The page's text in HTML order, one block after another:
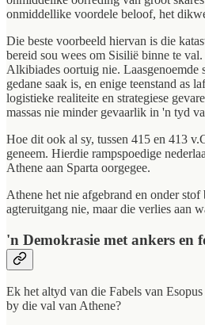
onmiddellike voordele beloof, het
Die beste voorbeeld hiervan is die
bereid sou wees om Sisilië binne te
Alkibiades oortuig nie. Laasgenoemde
gedane saak is, en enige teenstand as
logistieke realiteite en strategiese
massas nie minder gevaarlik in 'n tyd
Hoe dit ook al sy, tussen 415 en 413
geneem. Hierdie rampspoedige
Athene aan Sparta oorgegee.
Athene het nie afgebrand en onder
agteruitgang nie, maar die verlies aan
'n Demokrasie met ankers en
Ek het altyd van die Fabels van
by die val van Athene?